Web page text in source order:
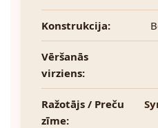
Konstrukcija:
Vēršanās
virziens:
Ražotājs / Preču
zīme: